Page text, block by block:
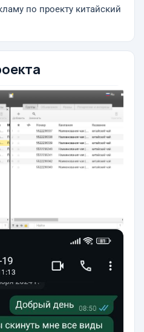
по проекту китайский